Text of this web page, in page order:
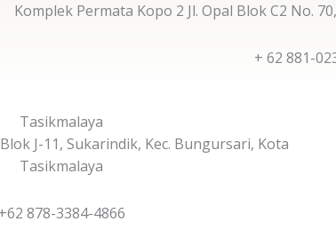
Komplek Permata Kopo 2 Jl. Opal Blok C2 No.
+ 62 881-
Tasikmalaya
J-11, Sukarindik, Kec. Bungursari, Kota
Tasikmalaya
+62 878-3384-4866